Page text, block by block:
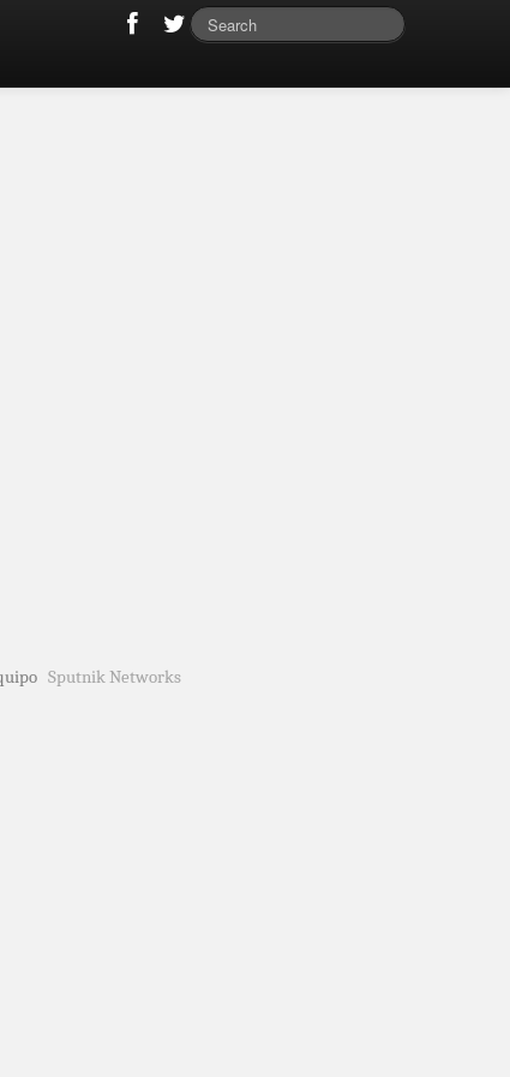
Sputnik Networks